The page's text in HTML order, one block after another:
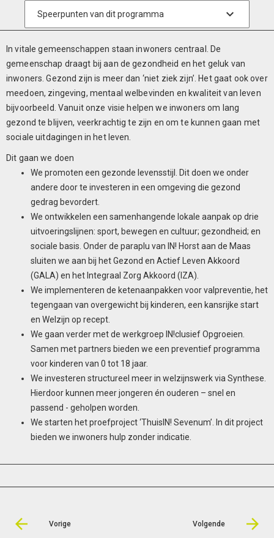
In vitale gemeenschappen staan inwoners centraal. De
gemeenschap draagt bij aan de gezondheid en het geluk van
inwoners. Gezond zijn is meer dan ‘niet ziek zijn’. Het gaat ook over
meedoen, zingeving, mentaal welbevinden en kwaliteit van leven
bijvoorbeeld. Vanuit onze visie helpen we inwoners om lang
gezond te blijven, veerkrachtig te zijn en om te kunnen gaan met
sociale uitdagingen in het leven.
Dit gaan we doen
We promoten een gezonde levensstijl. Dit doen we onder
andere door te investeren in een omgeving die gezond
gedrag bevordert.
We ontwikkelen een samenhangende lokale aanpak op drie
uitvoeringslijnen: sport, bewegen en cultuur; gezondheid; en
sociale basis. Onder de paraplu van IN! Horst aan de Maas
sluiten we aan bij het Gezond en Actief Leven Akkoord
(GALA) en het Integraal Zorg Akkoord (IZA).
We implementeren de ketenaanpakken voor valpreventie, het
tegengaan van overgewicht bij kinderen, een kansrijke start
en Welzijn op recept.
We gaan verder met de werkgroep IN!clusief Opgroeien.
Samen met partners bieden we een preventief programma
voor kinderen van 0 tot 18 jaar.
We investeren structureel meer in welzijnswerk via Synthese.
Hierdoor kunnen meer jongeren én ouderen – snel en
passend - geholpen worden.
We starten het proefproject ‘ThuisIN! Sevenum’. In dit project
bieden we inwoners hulp zonder indicatie.
Vorige Volgende